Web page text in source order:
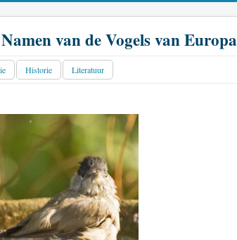
van de Vogels van Europa
Historie Literatuur